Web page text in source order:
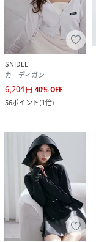
サイズ
品番
SNIDEL
カーディガン
6,204円 40%OFF
56ポイント(1倍)